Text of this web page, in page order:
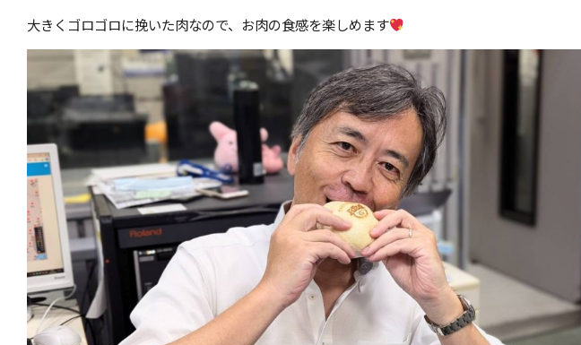
大きくゴロゴロに挽いた肉なので、お肉の食感を楽しめます